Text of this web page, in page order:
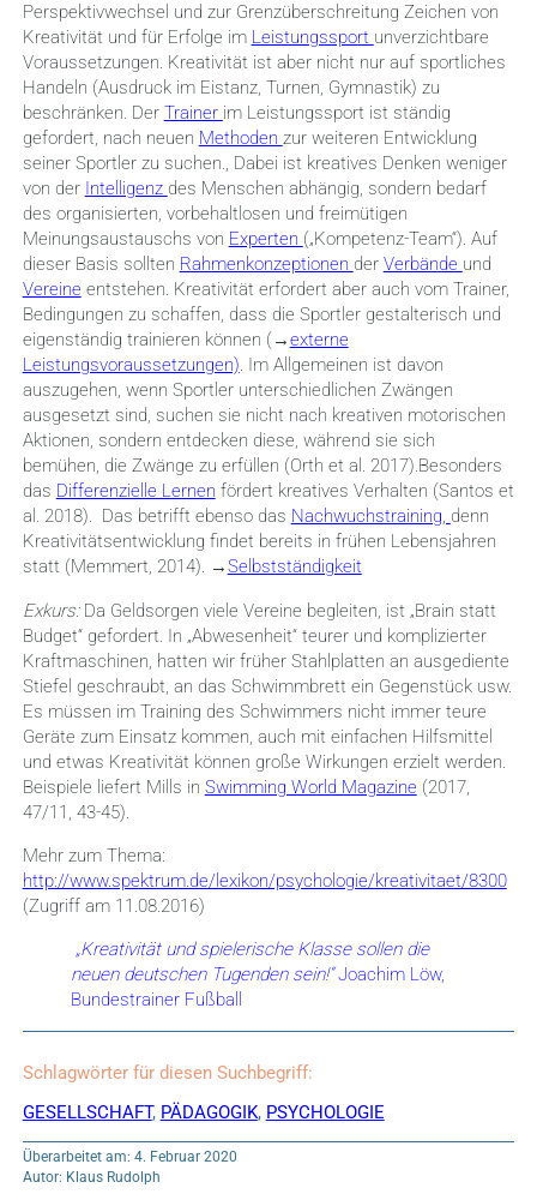
Perspektivwechsel und zur Grenzüberschreitung Zeichen von
Kreativität und für Erfolge im Leistungssport unverzichtbare
Voraussetzungen. Kreativität ist aber nicht nur auf sportliches
Handeln (Ausdruck im Eistanz, Turnen, Gymnastik) zu
beschränken. Der Trainer im Leistungssport ist ständig
gefordert, nach neuen Methoden zur weiteren Entwicklung
seiner Sportler zu suchen., Dabei ist kreatives Denken weniger
von der Intelligenz des Menschen abhängig, sondern bedarf
des organisierten, vorbehaltlosen und freimütigen
Meinungsaustauschs von Experten („Kompetenz-Team“). Auf
dieser Basis sollten Rahmenkonzeptionen der Verbände und
Vereine entstehen. Kreativität erfordert aber auch vom Trainer,
Bedingungen zu schaffen, dass die Sportler gestalterisch und
eigenständig trainieren können (→externe
Leistungsvoraussetzungen). Im Allgemeinen ist davon
auszugehen, wenn Sportler unterschiedlichen Zwängen
ausgesetzt sind, suchen sie nicht nach kreativen motorischen
Aktionen, sondern entdecken diese, während sie sich
bemühen, die Zwänge zu erfüllen (Orth et al. 2017).Besonders
das Differenzielle Lernen fördert kreatives Verhalten (Santos et
al. 2018). Das betrifft ebenso das Nachwuchstraining, denn
Kreativitätsentwicklung findet bereits in frühen Lebensjahren
statt (Memmert, 2014). →Selbstständigkeit
Exkurs: Da Geldsorgen viele Vereine begleiten, ist „Brain statt
Budget“ gefordert. In „Abwesenheit“ teurer und komplizierter
Kraftmaschinen, hatten wir früher Stahlplatten an ausgediente
Stiefel geschraubt, an das Schwimmbrett ein Gegenstück usw.
Es müssen im Training des Schwimmers nicht immer teure
Geräte zum Einsatz kommen, auch mit einfachen Hilfsmittel
und etwas Kreativität können große Wirkungen erzielt werden.
Beispiele liefert Mills in Swimming World Magazine (2017,
47/11, 43-45).
Mehr zum Thema:
http://www.spektrum.de/lexikon/psychologie/kreativitaet/8300
(Zugriff am 11.08.2016)
„Kreativität und spielerische Klasse sollen die
neuen deutschen Tugenden sein!“Joachim Löw,
Bundestrainer Fußball
Schlagwörter für diesen Suchbegriff:
GESELLSCHAFT, PÄDAGOGIK, PSYCHOLOGIE
Überarbeitet am: 4. Februar 2020
Autor: Klaus Rudolph